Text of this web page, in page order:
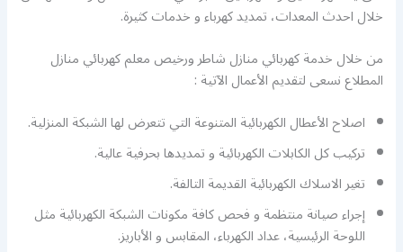
خلال احدث المعدات، تمديد كهرباء و خدمات كثيرة.
من خلال خدمة كهربائي منازل شاطر ورخيص معلم كهربائي منازل
المطلاع نسعى لتقديم الأعمال الآتية :
اصلاح الأعطال الكهربائية المتنوعة التي تتعرض لها الشبكة المنزلية.
تركيب كل الكابلات الكهربائية و تمديدها بحرفية عالية.
تغير الاسلاك الكهربائية القديمة التالفة.
إجراء صيانة منتظمة و فحص كافة مكونات الشبكة الكهربائية مثل
اللوحة الرئيسية، عداد الكهرباء، المقابس و الأباريز.